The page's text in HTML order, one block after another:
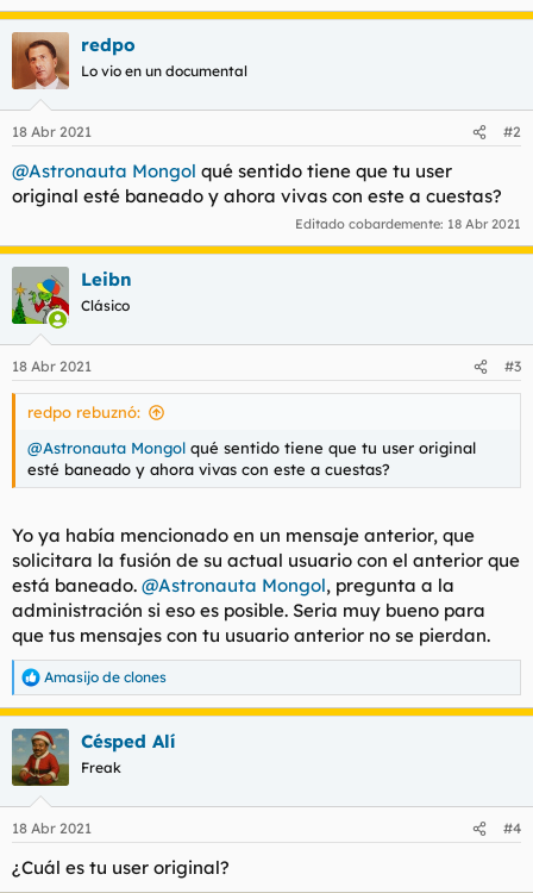
t
e
m
a
o
e
a
c
c
i
e
:
redpo
Lo vio en un documental
18 Abr 2021 #2
@Astronauta Mongol qué sentido tiene que tu user
original esté baneado y ahora vivas con este a cuestas?
Editado cobardemente: 18 Abr 2021
Leibn
Clásico
18 Abr 2021 #3
redpo rebuznó:
@Astronauta Mongol qué sentido tiene que tu user original
esté baneado y ahora vivas con este a cuestas?
Yo ya había mencionado en un mensaje anterior, que
solicitara la fusión de su actual usuario con el anterior que
está baneado. @Astronauta Mongol, pregunta a la
administración si eso es posible. Seria muy bueno para
que tus mensajes con tu usuario anterior no se pierdan.
R
e
a
c
c
i
e
:
Amasijo de clones
Césped Alí
Freak
18 Abr 2021 #4
¿Cuál es tu user original?